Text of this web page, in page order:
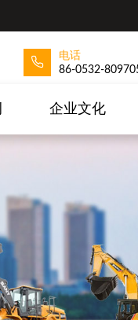
电话
86-0532-
企业文化